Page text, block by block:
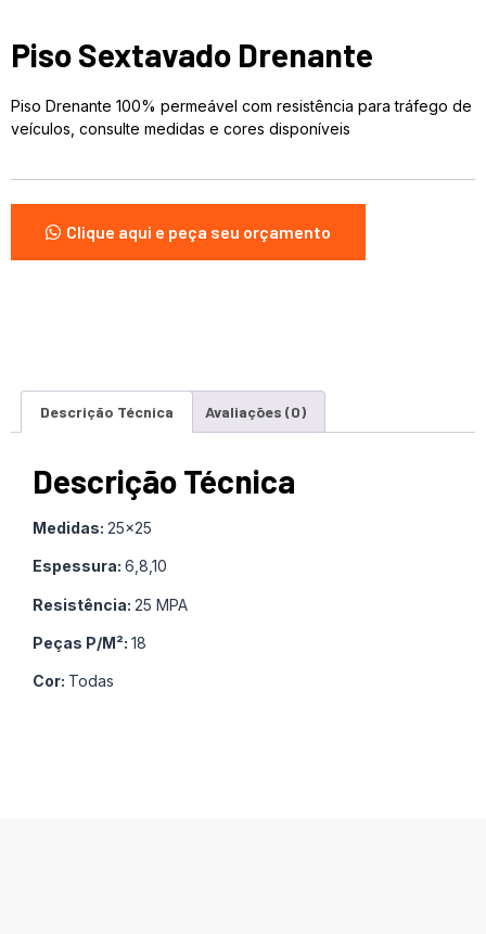
Piso Sextavado Drenante
Piso Drenante 100% permeável com resistência para tráfego de
veículos, consulte medidas e cores disponíveis
Clique aqui e peça seu orçamento
Descrição Técnica Avaliações (0)
Descrição Técnica
Medidas: 25×25
Espessura: 6,8,10
Resistência: 25 MPA
Peças P/M²: 18
Cor: Todas